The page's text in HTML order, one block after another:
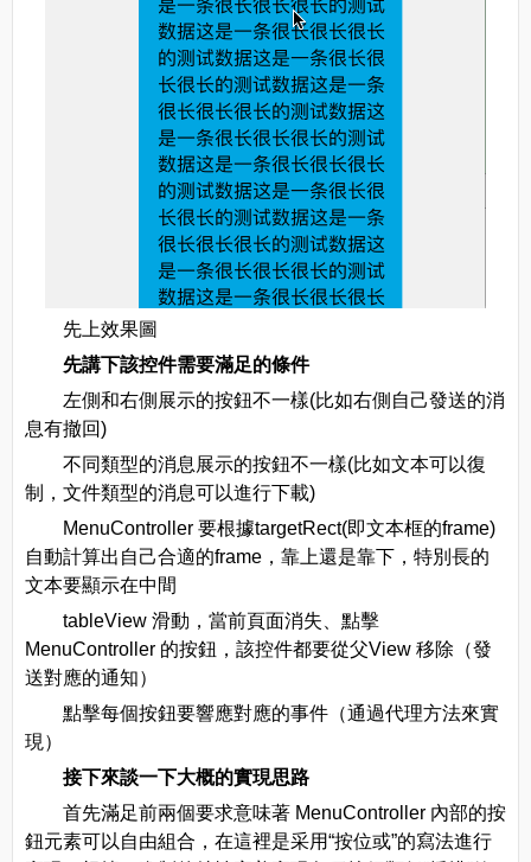
先上效果圖
先講下該控件需要滿足的條件
左側和右側展示的按鈕不一樣(比如右側自己發送的消
息有撤回)
不同類型的消息展示的按鈕不一樣(比如文本可以復
制，文件類型的消息可以進行下載)
MenuController 要根據targetRect(即文本框的frame)
自動計算出自己合適的frame，靠上還是靠下，特別長的
文本要顯示在中間
tableView 滑動，當前頁面消失、點擊
MenuController 的按鈕，該控件都要從父View 移除（發
送對應的通知）
點擊每個按鈕要響應對應的事件（通過代理方法來實
現）
接下來談一下大概的實現思路
首先滿足前兩個要求意味著 MenuController 內部的按
鈕元素可以自由組合，在這裡是采用“按位或”的寫法進行